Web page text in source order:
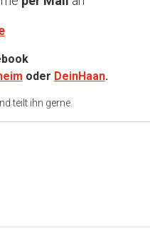
oder DeinHaan.
teilt ihn gerne.